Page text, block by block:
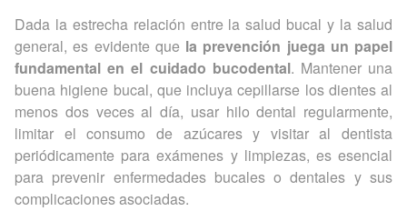
Dada la estrecha relación entre la salud bucal y la salud
general, es evidente que la prevención juega un papel
fundamental en el cuidado bucodental. Mantener una
buena higiene bucal, que incluya cepillarse los dientes al
menos dos veces al día, usar hilo dental regularmente,
limitar el consumo de azúcares y visitar al dentista
periódicamente para exámenes y limpiezas, es esencial
para prevenir enfermedades bucales o dentales y sus
complicaciones asociadas.